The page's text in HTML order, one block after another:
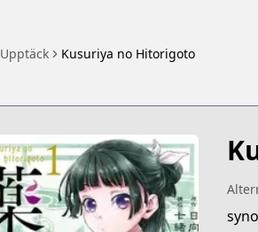
Upptäck Kusuriya no Hitorigoto